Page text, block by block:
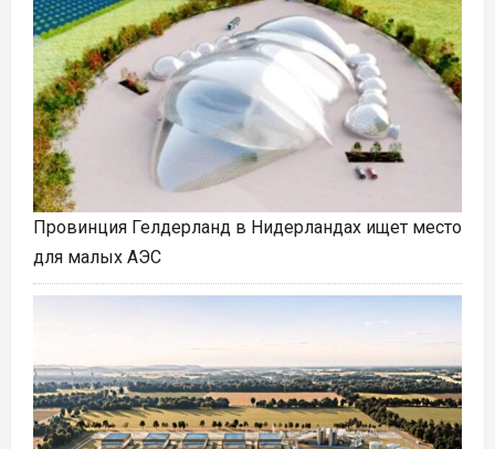
Провинция Гелдерланд в Нидерландах ищет место
для малых АЭС